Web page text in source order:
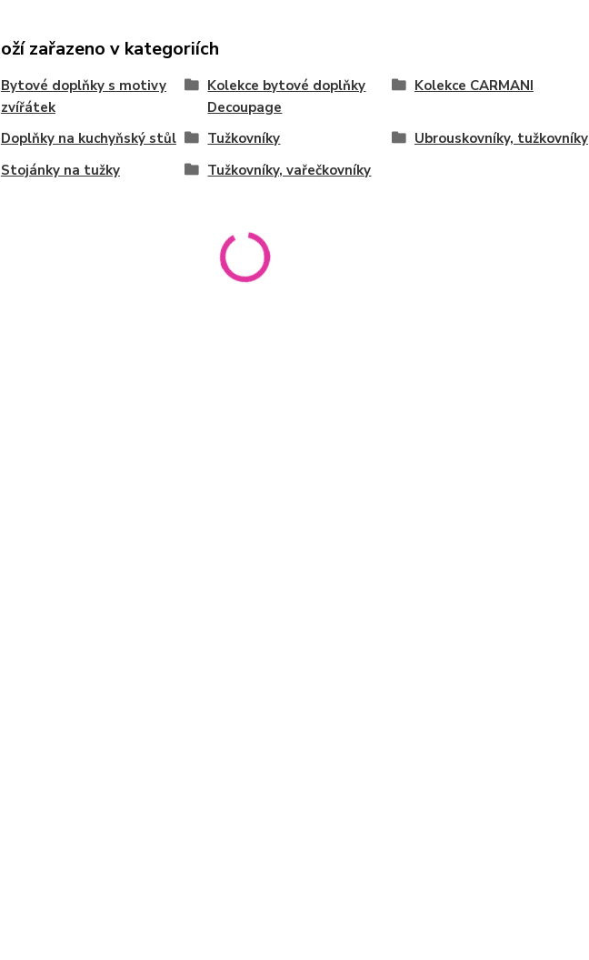
zařazeno v kategoriích
Bytové doplňky s motivy
zvířátek
Kolekce bytové doplňky
Decoupage
Kolekce CARMANI
Doplňky na kuchyňský stůl
Tužkovníky Ubrouskovníky, tužkovníky
Stojánky na tužky
Tužkovníky, vařečkovníky